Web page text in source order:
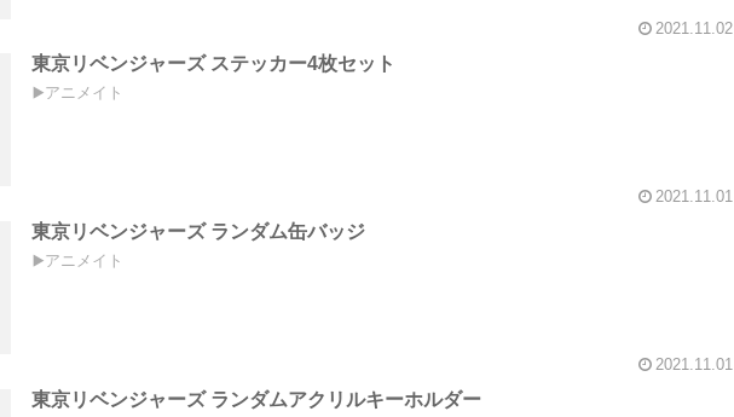
2021.11.02
東京リベンジャーズ ステッカー4枚セット
▶️アニメイト
2021.11.01
東京リベンジャーズ ランダム缶バッジ
▶️アニメイト
2021.11.01
東京リベンジャーズ ランダムアクリルキーホルダー